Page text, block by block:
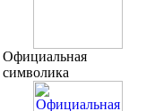
Официальная
символика